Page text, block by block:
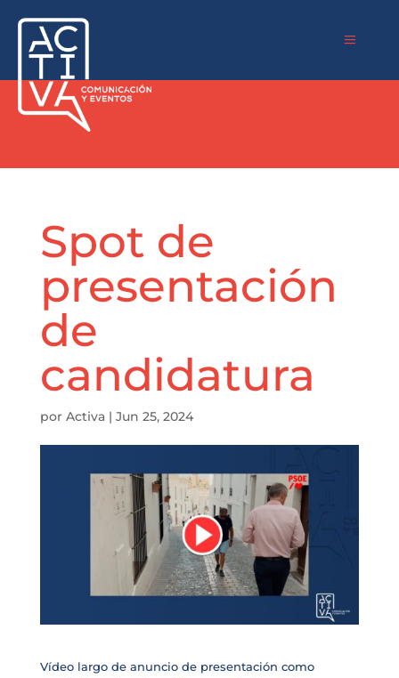
a
Spot de
presentación
de
candidatura
por Activa| Jun 25, 2024
Vídeo largo de anuncio de presentación como